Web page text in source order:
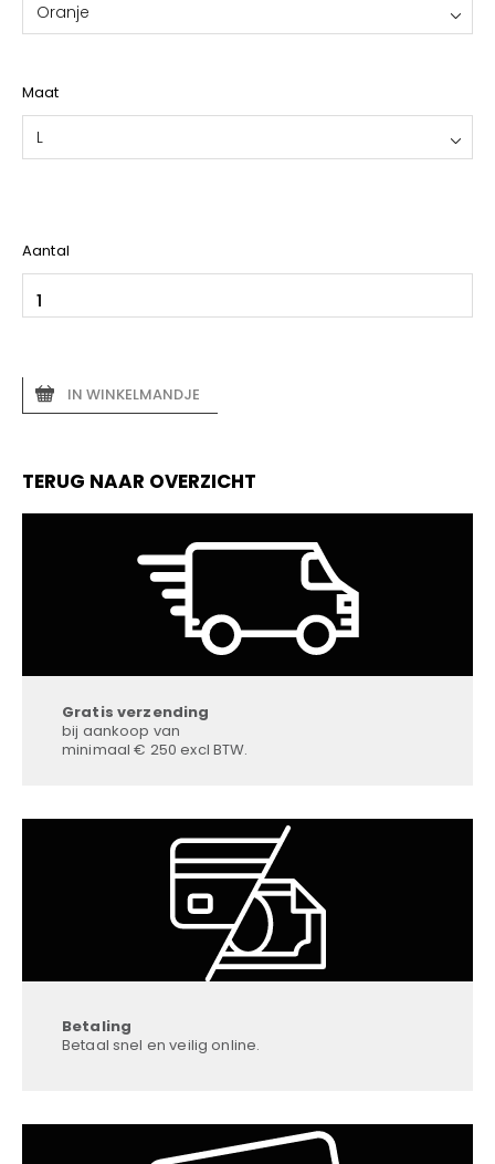
Oranje
Maat
L
Aantal
IN WINKELMANDJE
TERUG NAAR OVERZICHT
Gratis verzending
bij aankoop van
minimaal € 250 excl BTW.
Betaling
Betaal snel en veilig online.